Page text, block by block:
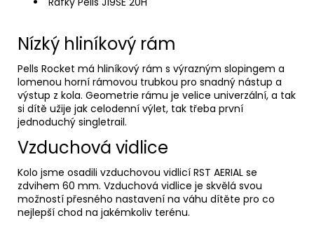
Nízký hliníkový rám
Pells Rocket má hliníkový rám s výrazným slopingem a
lomenou horní rámovou trubkou pro snadný nástup a
výstup z kola. Geometrie rámu je velice univerzální, a tak
si dítě užije jak celodenní výlet, tak třeba první
jednoduchý singletrail.
Vzduchová vidlice
Kolo jsme osadili vzduchovou vidlicí RST AERIAL se
zdvihem 60 mm. Vzduchová vidlice je skvělá svou
možností přesného nastavení na váhu dítěte pro co
nejlepší chod na jakémkoliv terénu.